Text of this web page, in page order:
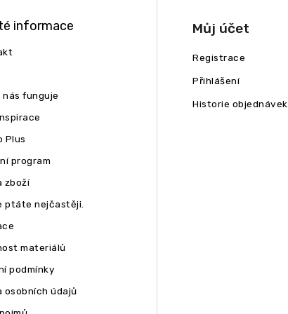
informace
funguje
Plus
program
zboží
ptáte nejčastěji.
materiálů
podmínky
osobních údajů
Můj účet
Registrace
Přihlášení
Historie objednávek